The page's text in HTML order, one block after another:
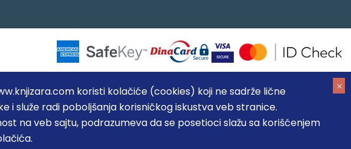
koristi kolačiće (cookies) koji ne sadrže lične
i služe radi poboljšanja korisničkog iskustva veb stranice.
na veb sajtu, podrazumeva da se posetioci slažu sa korišćenjem
PIB: 105184104, MB: 20337524
opisu proizvoda, prikazu slika i samih cena, ali ne možemo garantovati da su
i ne podrazumeva da su dostupni u svakom trenutku.